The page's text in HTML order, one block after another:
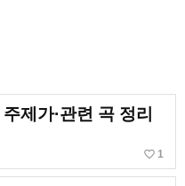
제가·관련 곡 정리
favorite_border 1